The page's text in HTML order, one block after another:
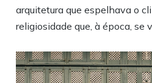
arquitetura que espelhava o
religiosidade que, à época, se